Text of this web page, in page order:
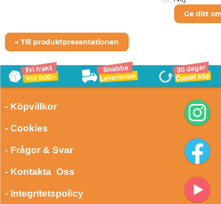
Ge ditt
« Till produktpresentationen
- Köpvillkor
- Cookies
- Frågor & Svar
- Kontakta Oss
- Integritetspolicy